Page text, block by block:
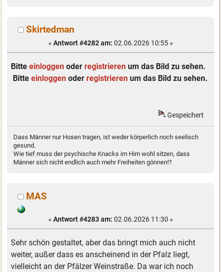
Skirtedman
« Antwort #4282 am: 02.06.2026 10:55 »
Bitteeinloggen oderregistrieren um das Bild zu sehen.
Bitteeinloggen oderregistrieren um das Bild zu sehen.
Gespeichert
Dass Männer nur Hosen tragen, ist weder körperlich noch seelisch
gesund.
Wie tief muss der psychische Knacks im Hirn wohl sitzen, dass
Männer sich nicht endlich auch mehr Freiheiten gönnen!?
MAS
« Antwort #4283 am: 02.06.2026 11:30 »
Sehr schön gestaltet, aber das bringt mich auch nicht
weiter, außer dass es anscheinend in der Pfalz liegt,
vielleicht an der Pfälzer Weinstraße. Da war ich noch